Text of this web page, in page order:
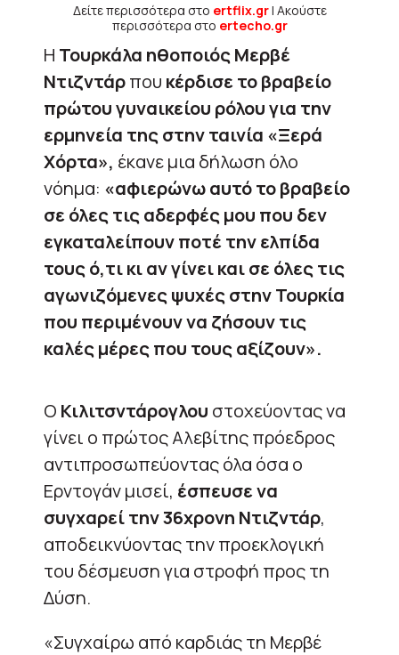
Δείτε περισσότερα στο ertflix.gr| Ακούστε
περισσότερα στο ertecho.gr
Η Τουρκάλα ηθοποιός Μερβέ
Ντιζντάρπου κέρδισε το βραβείο
πρώτου γυναικείου ρόλου για την
ερμηνεία της στην ταινία «Ξερά
Χόρτα», έκανε μια δήλωση όλο
νόημα: «αφιερώνω αυτό το βραβείο
σε όλες τις αδερφές μου που δεν
εγκαταλείπουν ποτέ την ελπίδα
τους ό,τι κι αν γίνει και σε όλες τις
αγωνιζόμενες ψυχές στην Τουρκία
που περιμένουν να ζήσουν τις
καλές μέρες που τους αξίζουν».
Ο Κιλιτσντάρογλου στοχεύοντας να
γίνει ο πρώτος Αλεβίτης πρόεδρος
αντιπροσωπεύοντας όλα όσα ο
Ερντογάν μισεί, έσπευσε να
συγχαρεί την 36χρονη Ντιζντάρ,
αποδεικνύοντας την προεκλογική
του δέσμευση για στροφή προς τη
Δύση.
«Συγχαίρω από καρδιάς τη Μερβέ